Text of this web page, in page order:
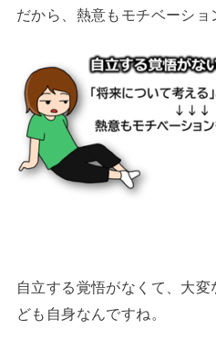
だから、熱意もモチベーショ
自立する覚悟がなくて、大
ども自身なんですね。